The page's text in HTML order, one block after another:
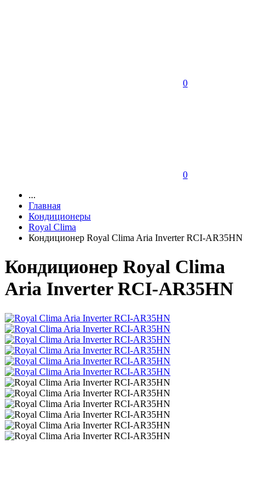
0
0
...
Главная
Кондиционеры
Royal Clima
Кондиционер Royal Clima Aria Inverter RCI-AR35HN
Кондиционер Royal Clima
Aria Inverter RCI-AR35HN